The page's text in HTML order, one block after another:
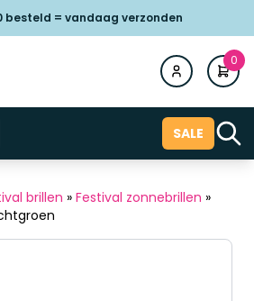
besteld = vandaag verzonden
0
SALE
brillen » Festival zonnebrillen »